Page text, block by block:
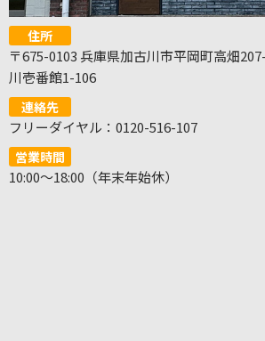
住所
〒675-0103 兵庫県加古川市平岡町高畑
川壱番館1-106
連絡先
フリーダイヤル：0120-516-107
営業時間
10:00～18:00（年末年始休）